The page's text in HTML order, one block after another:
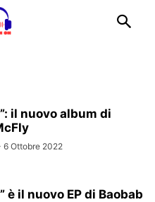
il nuovo album di
6 Ottobre 2022
è il nuovo EP di Baobab